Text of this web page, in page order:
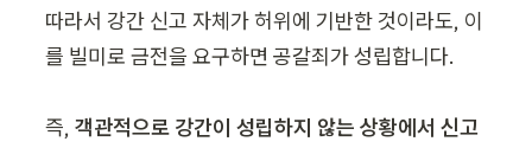
따라서 강간 신고 자체가 허위에 기반한 것이라도, 이
를 빌미로 금전을 요구하면 공갈죄가 성립합니다.
즉, 객관적으로 강간이 성립하지 않는 상황에서 신고